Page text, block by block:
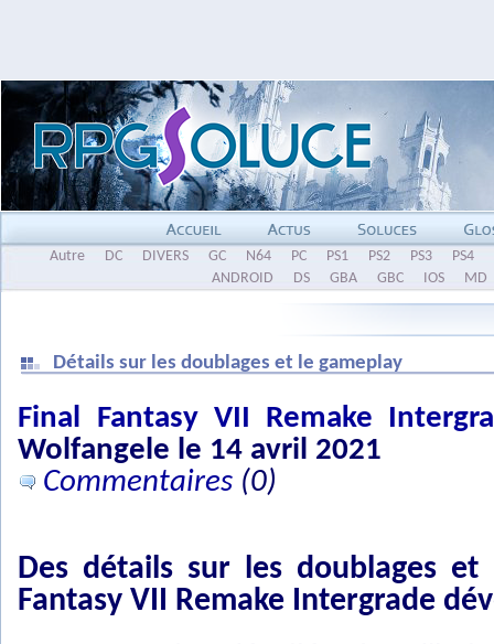
Autre DC DIVERS GC N64 PC PS1 PS2 PS3
PS4
ANDROID
DS GBA GBC IOS MD
Détails sur les doublages et le gameplay
Final Fantasy VII Remake
Wolfangele le 14 avril 2021
Commentaires (0)
Des détails sur les doublages et
Fantasy VII Remake Intergrade